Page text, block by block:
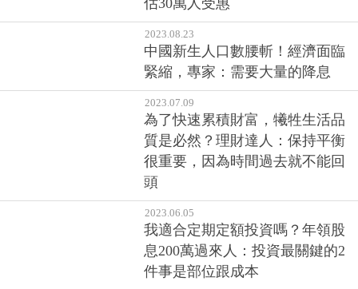
估30萬人受惠
2023.08.23
中國新生人口數腰斬！經濟面臨
緊縮，專家：需要大量的降息
2023.07.09
為了快速累積財富，犧牲生活品
質是必然？理財達人：保持平衡
很重要，因為時間過去就不能回
頭
2023.06.05
我適合定期定額投資嗎？年領股
息200萬過來人：投資最關鍵的2
件事是部位跟成本